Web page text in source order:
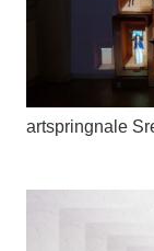
artspringnale